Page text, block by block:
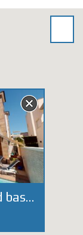
*SOLGT* Lekker villa med basseng og takterrasse i eksklusivt område. Gangavstand til Torrevieja sentrum og stranden.